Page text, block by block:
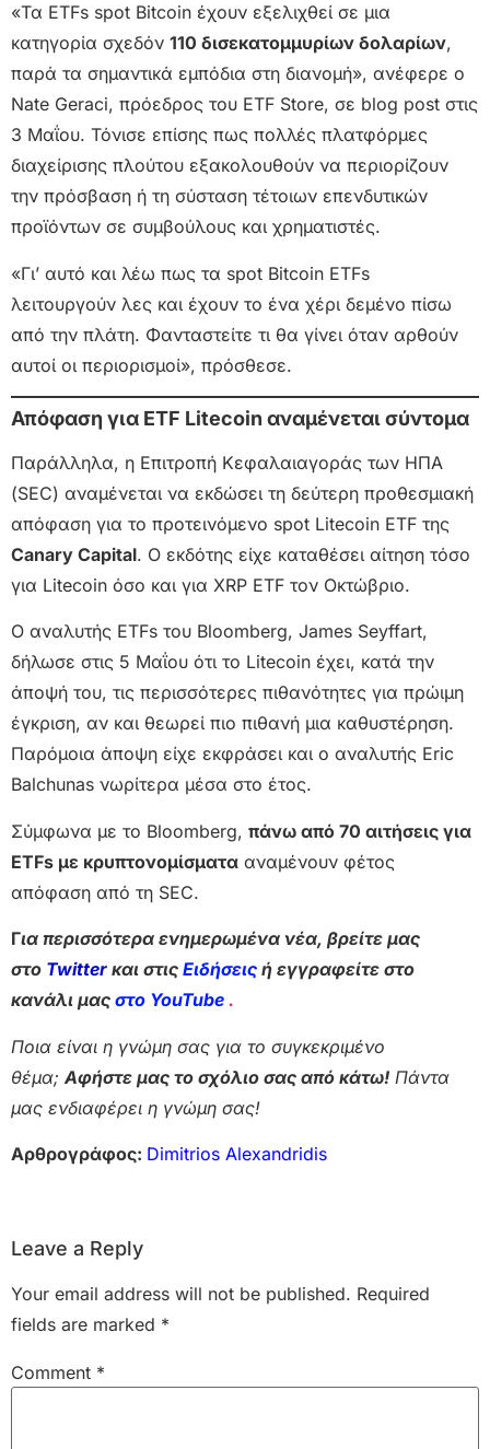
«Τα ETFs spot Bitcoin έχουν εξελιχθεί σε μια
κατηγορία σχεδόν 110 δισεκατομμυρίων δολαρίων,
παρά τα σημαντικά εμπόδια στη διανομή», ανέφερε ο
Nate Geraci, πρόεδρος του ETF Store, σε blog post στις
3 Μαΐου. Τόνισε επίσης πως πολλές πλατφόρμες
διαχείρισης πλούτου εξακολουθούν να περιορίζουν
την πρόσβαση ή τη σύσταση τέτοιων επενδυτικών
προϊόντων σε συμβούλους και χρηματιστές.
«Γι’ αυτό και λέω πως τα spot Bitcoin ETFs
λειτουργούν λες και έχουν το ένα χέρι δεμένο πίσω
από την πλάτη. Φανταστείτε τι θα γίνει όταν αρθούν
αυτοί οι περιορισμοί», πρόσθεσε.
Απόφαση για ETF Litecoin αναμένεται σύντομα
Παράλληλα, η Επιτροπή Κεφαλαιαγοράς των ΗΠΑ
(SEC) αναμένεται να εκδώσει τη δεύτερη προθεσμιακή
απόφαση για το προτεινόμενο spot Litecoin ETF της
Canary Capital. Ο εκδότης είχε καταθέσει αίτηση τόσο
για Litecoin όσο και για XRP ETF τον Οκτώβριο.
Ο αναλυτής ETFs του Bloomberg, James Seyffart,
δήλωσε στις 5 Μαΐου ότι το Litecoin έχει, κατά την
άποψή του, τις περισσότερες πιθανότητες για πρώιμη
έγκριση, αν και θεωρεί πιο πιθανή μια καθυστέρηση.
Παρόμοια άποψη είχε εκφράσει και ο αναλυτής Eric
Balchunas νωρίτερα μέσα στο έτος.
Σύμφωνα με το Bloomberg, πάνω από 70 αιτήσεις για
ETFs με κρυπτονομίσματα αναμένουν φέτος
απόφαση από τη SEC.
Για περισσότερα ενημερωμένα νέα, βρείτε μας
στο Twitter και στις Ειδήσεις ή εγγραφείτε στο
κανάλι μας στο YouTube .
Ποια είναι η γνώμη σας για το συγκεκριμένο
θέμα; Αφήστε μας το σχόλιο σας από κάτω! Πάντα
μας ενδιαφέρει η γνώμη σας!
Αρθρογράφος: Dimitrios Alexandridis
Leave a Reply
Your email address will not be published. Required
fields are marked *
Comment *